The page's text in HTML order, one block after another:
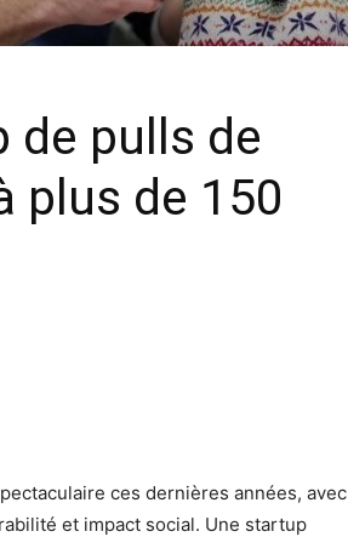
de pulls de
plus de 150
ces dernières années, avec
et impact social. Une startup